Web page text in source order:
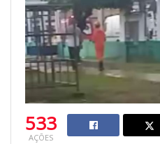
533
AÇÕES